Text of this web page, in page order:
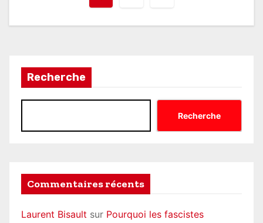
t
s
a
i
n
Recherche
Recherche
Commentaires récents
Laurent Bisault sur Pourquoi les fascistes